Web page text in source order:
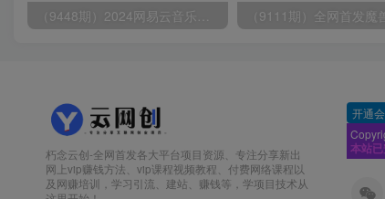
（9448期）2024网易云音乐人挂机项目，单机日入150+，无脑月入5000+
朽念云创-全网首发各大平台项目资源、专注分享新出
网上vip赚钱方法、vip课程视频教程、付费网络课程以
及网赚培训，学习引流、建站、赚钱等，学项目技术从
开通
本站